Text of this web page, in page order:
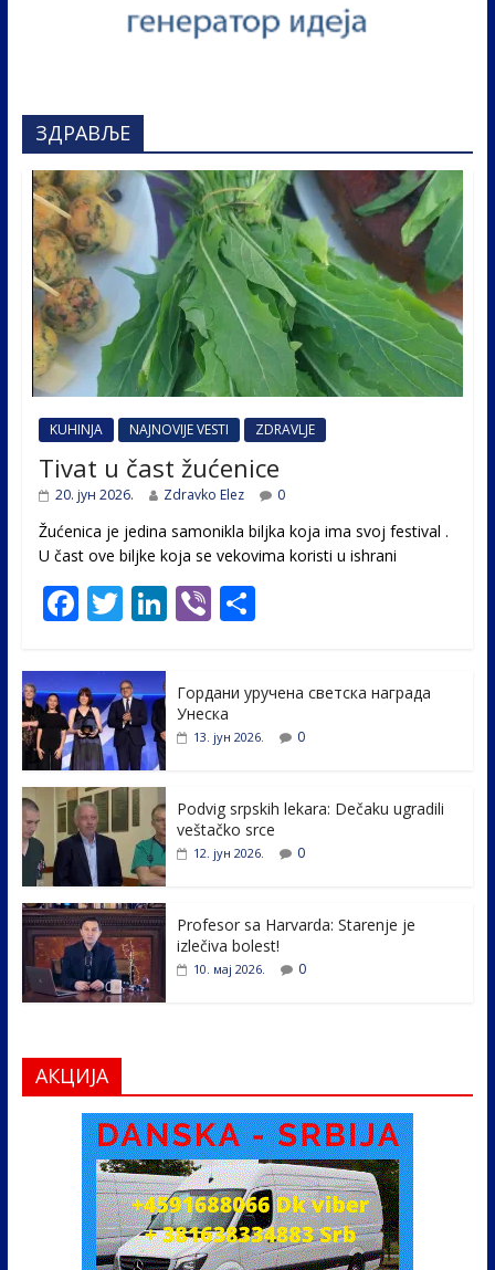
ЗДРАВЉЕ
KUHINJA NAJNOVIJE VESTI ZDRAVLJE
Tivat u čast žućenice
20. јун 2026. Zdravko Elez 0
Žućenica je jedina samonikla biljka koja ima svoj festival .
U čast ovе biljke koja se vekovima koristi u ishrani
F
e
b
o
o
k
T
itt
er
Li
e
dI
Vi S
e
Гордани уручена светска награда
Унеска
13. јун 2026. 0
Podvig srpskih lekara: Dečaku ugradili
veštačko srce
12. јун 2026. 0
Profesor sa Harvarda: Starenje je
izlečiva bolest!
10. мај 2026. 0
АКЦИЈА